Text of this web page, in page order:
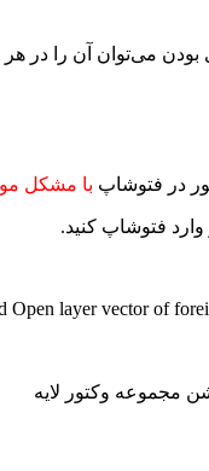
بودن می‌توان آن را در هر
در فتوشاپ با مشکل
فتوشاپ کنید.
Open layer vector of
مجموعه وکتور لایه